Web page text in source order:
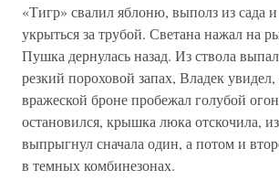
«Тигр» свалил яблоню, выполз из сада
укрыться за трубой. Светана нажал на
Пушка дернулась назад. Из ствола
резкий пороховой запах, Владек
вражеской броне пробежал голубой
остановился, крышка люка отскочила,
выпрыгнул сначала один, а потом и
в темных комбинезонах.